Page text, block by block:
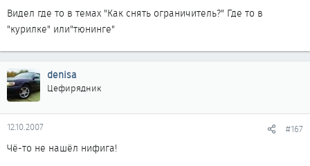
Видел где то в темах "Как снять ограничитель?" Где то в
"курилке" или"тюнинге"
denisa
Цефирядник
12.10.2007 #167
Чё-то не нашёл нифига!